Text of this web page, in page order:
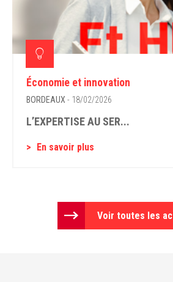
Économie et innovation
BORDEAUX - 18/02/2026
L’EXPERTISE AU SER...
En savoir plus
Voir toutes les